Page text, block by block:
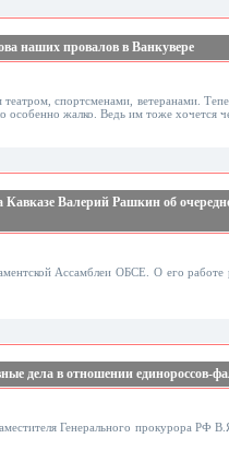
наших провалов в Ванкувере
спортсменами, ветеранами.
жалко. Ведь им тоже хочется
Валерий Рашкин об
Ассамблеи ОБСЕ. О его работе
дела в отношении единороссов-
Генерального прокурора РФ